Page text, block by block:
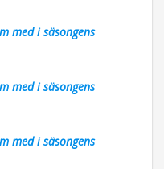
med i säsongens
med i säsongens
med i säsongens